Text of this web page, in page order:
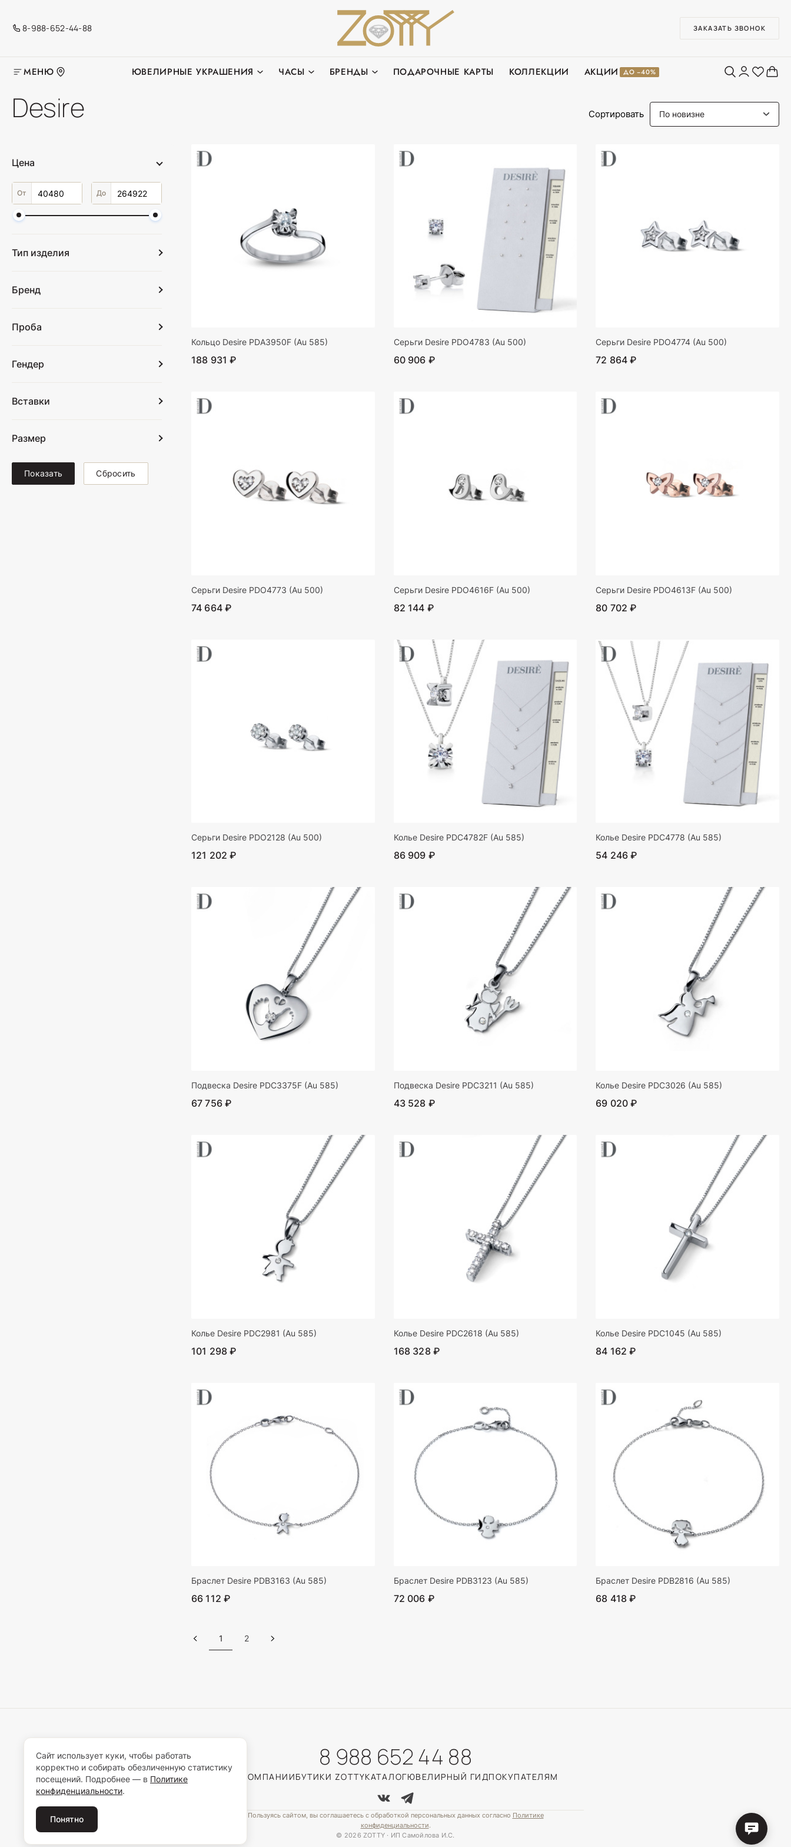
8-988-652-44-88 ЗАКАЗАТЬ ЗВОНОК
МЕНЮ ЮВЕЛИРНЫЕ УКРАШЕНИЯ ЧАСЫ БРЕНДЫ ПОДАРОЧНЫЕ КАРТЫ КОЛЛЕКЦИИ АКЦИИ ДО −40%
Desire
Цена
От До
Тип изделия
Бренд
Проба
Гендер
Вставки
Размер
Кольцо Desire PDA3950F (Au 585)
188 931 ₽
Серьги Desire PDO4783 (Au 500)
60 906 ₽
Серьги Desire PDO4774 (Au 500)
72 864 ₽
Серьги Desire PDO4773 (Au 500)
74 664 ₽
Серьги Desire PDO4616F (Au 500)
82 144 ₽
Серьги Desire PDO4613F (Au 500)
80 702 ₽
Серьги Desire PDO2128 (Au 500)
121 202 ₽
Колье Desire PDC4782F (Au 585)
86 909 ₽
Колье Desire PDC4778 (Au 585)
54 246 ₽
Подвеска Desire PDC3375F (Au 585)
67 756 ₽
Подвеска Desire PDC3211 (Au 585)
43 528 ₽
Колье Desire PDC3026 (Au 585)
69 020 ₽
Колье Desire PDC2981 (Au 585)
101 298 ₽
Колье Desire PDC2618 (Au 585)
168 328 ₽
Колье Desire PDC1045 (Au 585)
84 162 ₽
Браслет Desire PDB3163 (Au 585)
66 112 ₽
Браслет Desire PDB3123 (Au 585)
72 006 ₽
Браслет Desire PDB2816 (Au 585)
68 418 ₽
1 2
8 988 652 44 88
О КОМПАНИИБУТИКИ ZOTTYКАТАЛОГЮВЕЛИРНЫЙ ГИДПОКУПАТЕЛЯМ
Пользуясь сайтом, вы соглашаетесь с обработкой персональных данных согласно Политике
конфиденциальности.
© 2026 ZOTTY · ИП Самойлова И.С.
Сайт использует куки, чтобы работать
корректно и собирать обезличенную статистику
посещений. Подробнее — в Политике
конфиденциальности.
Понятно